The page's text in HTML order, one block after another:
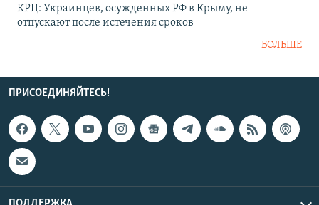
КРЦ: Украинцев, осужденных РФ в Крыму, не
отпускают после истечения сроков
БОЛЬШЕ
ПРИСОЕДИНЯЙТЕСЬ!